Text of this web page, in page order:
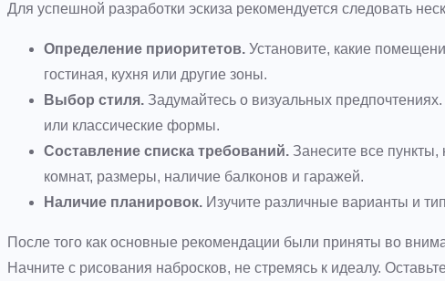
Для успешной разработки эскиза рекомендуется следовать
Определение приоритетов. Установите, какие
гостиная, кухня или другие зоны.
Выбор стиля. Задумайтесь о визуальных
или классические формы.
Составление списка требований. Занесите все
комнат, размеры, наличие балконов и гаражей.
Наличие планировок. Изучите различные варианты и
После того как основные рекомендации были приняты во
Начните с рисования набросков, не стремясь к идеалу.